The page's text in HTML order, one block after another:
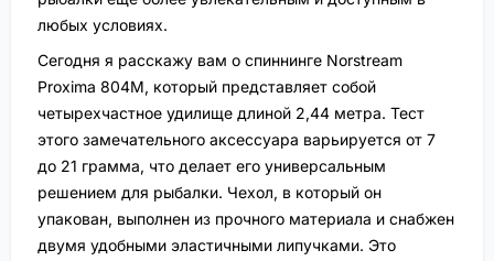
любых условиях.
Сегодня я расскажу вам о спиннинге Norstream
Proxima 804M, который представляет собой
четырехчастное удилище длиной 2,44 метра. Тест
этого замечательного аксессуара варьируется от 7
до 21 грамма, что делает его универсальным
решением для рыбалки. Чехол, в который он
упакован, выполнен из прочного материала и снабжен
двумя удобными эластичными липучками. Это